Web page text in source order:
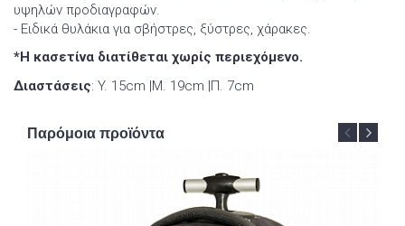
υψηλών προδιαγραφών.
- Ειδικά θυλάκια για σβήστρες, ξύστρες, χάρακες.
*Η κασετίνα διατίθεται χωρίς περιεχόμενο.
Διαστάσεις: Y. 15cm |Μ. 19cm |Π. 7cm
Παρόμοια προϊόντα